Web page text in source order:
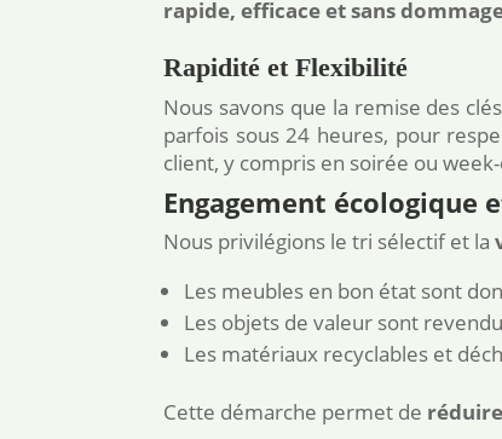
rapide, efficace et sans
Rapidité et Flexibilité
Nous savons que la remise des
parfois sous 24 heures, pour
client, y compris en soirée ou
Engagement écologique
Nous privilégions le tri sélectif et la
Les meubles en bon état sont
Les objets de valeur sont
Les matériaux recyclables et
Cette démarche permet de